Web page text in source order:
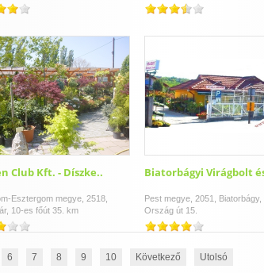
Club Kft. - Díszke..
Esztergom megye, 2518,
10-es főút 35. km
Biatorbágyi Virágbolt
Pest megye, 2051, Biatorbágy,
Ország út 15.
6 7 8 9 10 Következő Utolsó